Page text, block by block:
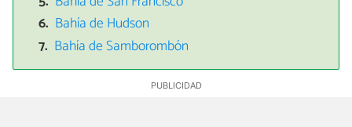
Bahía de Hudson
Bahía de Samborombón